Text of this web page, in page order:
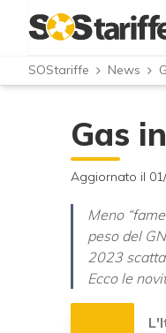
SOStariffe News
Gas
Aggiornato il
Meno
peso del
2023
Ecco le